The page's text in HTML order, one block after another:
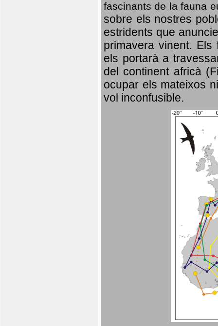
fascinants de la fauna
sobre els nostres
estridents que
primavera vinent. Els
els portarà a
del continent africà
ocupar els mateixos
vol inconfusible.